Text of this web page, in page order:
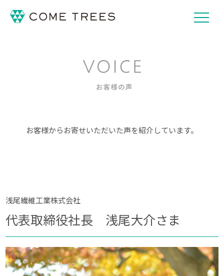
お客様からお寄せいただいた声を紹介しています。
浅尾繊維工業株式会社
代表取締役社長 浅尾大介さま